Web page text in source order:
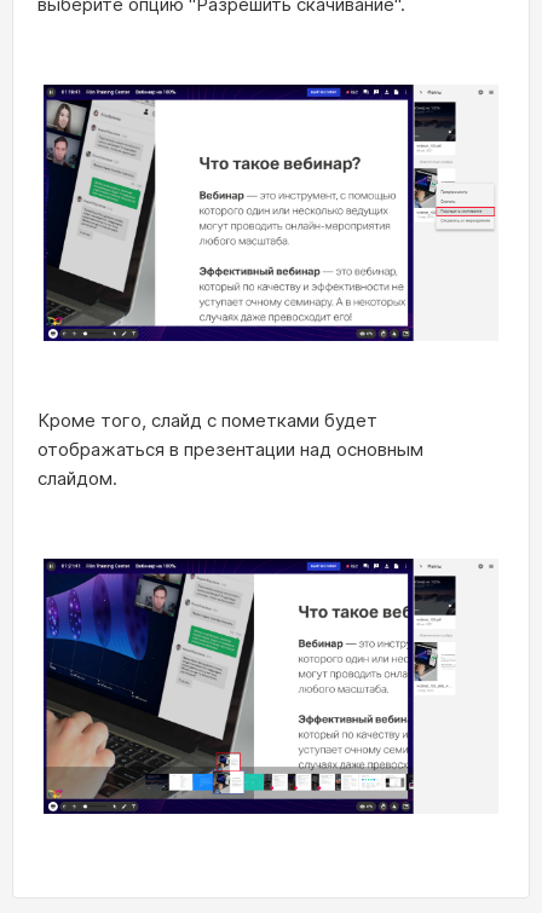
выберите опцию "Разрешить скачивание".
Кроме того, слайд с пометками будет
отображаться в презентации над основным
слайдом.